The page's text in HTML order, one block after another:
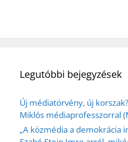
Legutóbbi bejegyzések
Új médiatörvény, új
Miklós médiaprofesszorral
„A közmédia a demokrácia